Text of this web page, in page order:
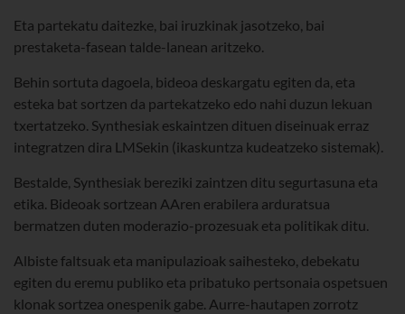
Eta partekatu daitezke, bai iruzkinak jasotzeko, bai
prestaketa-fasean talde-lanean aritzeko.
Behin sortuta dagoela, bideoa deskargatu egiten da, eta
esteka bat sortzen da partekatzeko edo nahi duzun lekuan
txertatzeko. Synthesiak eskaintzen dituen diseinuak erraz
integratzen dira LMSekin (ikaskuntza kudeatzeko sistemak).
Bestalde, Synthesiak bereziki zaintzen ditu segurtasuna eta
etika. Bideoak sortzean AAren erabilera arduratsua
bermatzen duten moderazio-prozesuak eta politikak ditu.
Albiste faltsuak eta manipulazioak saihesteko, debekatu
egiten du eremu publiko eta pribatuko pertsonaia ospetsuen
klonak sortzea onespenik gabe. Aurre-hautapen zorrotz